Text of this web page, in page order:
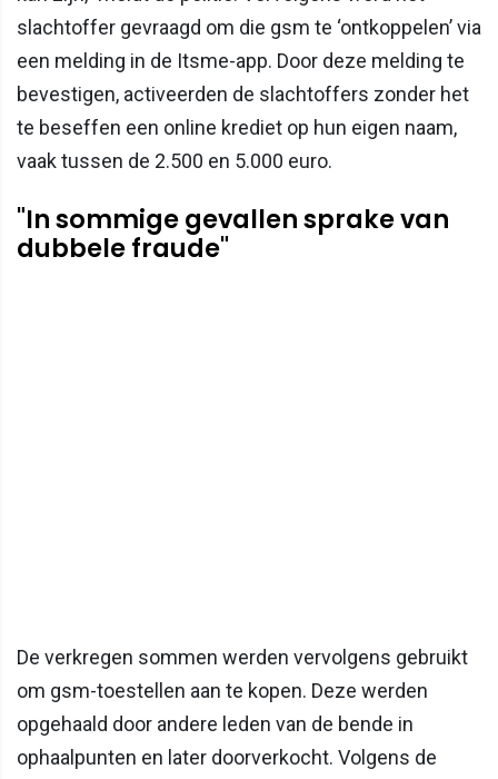
slachtoffer gevraagd om die gsm te ‘ontkoppelen’ via
een melding in de Itsme-app. Door deze melding te
bevestigen, activeerden de slachtoffers zonder het
te beseffen een online krediet op hun eigen naam,
vaak tussen de 2.500 en 5.000 euro.
"In sommige gevallen sprake van
dubbele fraude"
De verkregen sommen werden vervolgens gebruikt
om gsm-toestellen aan te kopen. Deze werden
opgehaald door andere leden van de bende in
ophaalpunten en later doorverkocht. Volgens de